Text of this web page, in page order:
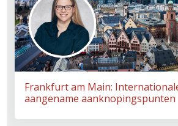
Frankfurt am Main:
aangename aanknopingspunten